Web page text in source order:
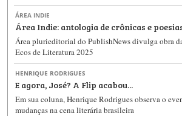
ÁREA INDIE
Área Indie: antologia de crônicas e
Área plurieditorial do PublishNews divulga obra
Ecos de Literatura 2025
HENRIQUE RODRIGUES
E agora, José? A Flip acabou...
Em sua coluna, Henrique Rodrigues observa o
mudanças na cena literária brasileira